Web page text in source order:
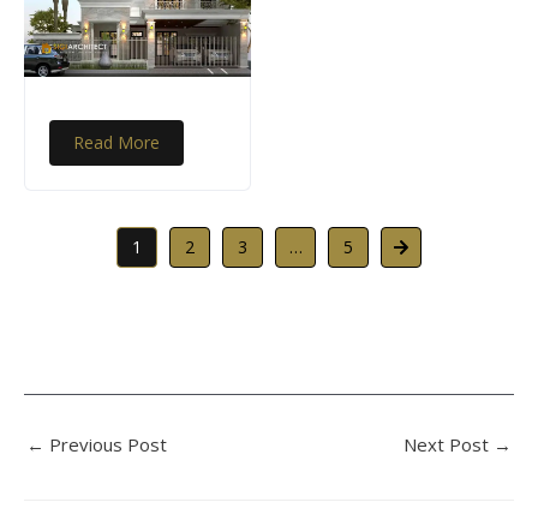
Read More
1 2 3 … 5
← Previous Post Next Post →